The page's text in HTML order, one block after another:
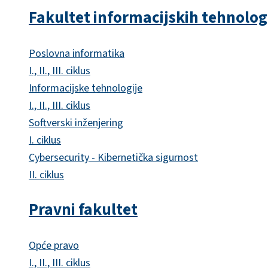
Fakultet informacijskih
Poslovna informatika
I., II., III. ciklus
Informacijske tehnologije
I., II., III. ciklus
Softverski inženjering
I. ciklus
Cybersecurity - Kibernetička sigurnost
II. ciklus
Pravni fakultet
Opće pravo
I., II., III. ciklus